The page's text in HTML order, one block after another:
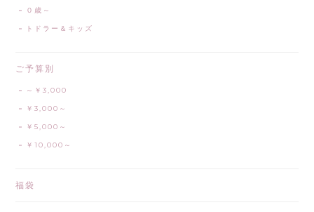
０歳～
トドラー＆キッズ
ご予算別
～￥3,000
￥3,000～
￥5,000～
￥10,000～
福袋